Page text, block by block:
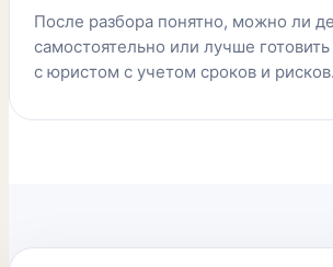
После разбора понятно, можно ли
самостоятельно или лучше
с юристом с учетом сроков и рисков.